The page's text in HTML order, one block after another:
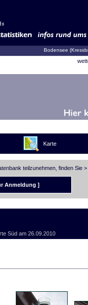
Bodensee
Karte
teilzunehmen, finden Sie >
Anmeldung ]
Süd am 26.09.2010